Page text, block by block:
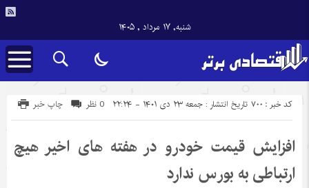
شنبه, ۱۷ مرداد , ۱۴۰۵
تاریخ انتشار : جمعه ۲۳ دی ۱۴۰۱ - ۲۲:۲۴ کد خبر : 700 چاپ خبر 0 نظر
افزایش قیمت خودرو در هفته های اخیر هیچ
ارتباطی به بورس ندارد